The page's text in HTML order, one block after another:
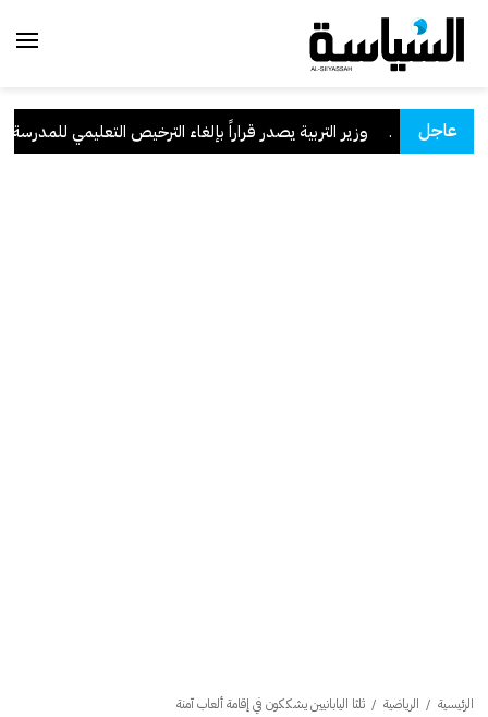
عاجل وزير التربية يصدر قراراً بإلغاء الترخيص التعليمي للمدرسة
الرئيسية / الرياضية / ثلثا اليابانيين يشككون في إقامة ألعاب آمنة